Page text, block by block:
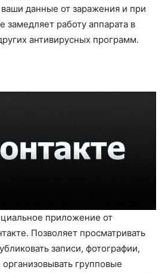
данные от заражения и при
замедляет работу аппарата в
антивирусных программ.
приложение от
Позволяет просматривать
записи, фотографии,
групповые